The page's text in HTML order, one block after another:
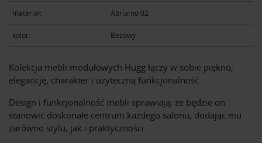
materiał: Abriamo 02
kolor: Beżowy
Kolekcja mebli modułowych Hugg łączy w sobie piękno,
elegancję, charakter i użyteczną funkcjonalność.
Design i funkcjonalność mebli sprawiają, że będzie on
stanowić doskonałe centrum każdego salonu, dodając mu
zarówno stylu, jak i praktyczności.